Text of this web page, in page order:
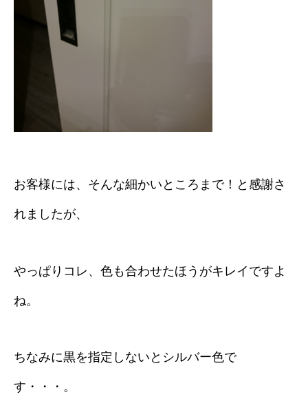
お客様には、そんな細かいところまで！と感謝さ
れましたが、
やっぱりコレ、色も合わせたほうがキレイですよ
ね。
ちなみに黒を指定しないとシルバー色で
す・・・。